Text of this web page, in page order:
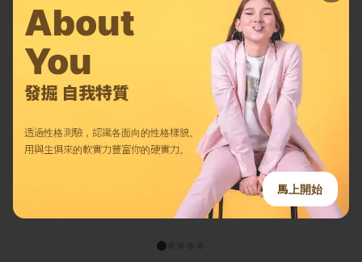
About
You
發掘 自我特質
透過性格測驗，認識各面向的性格樣貌。
用與生俱來的軟實力豐富你的硬實力。
馬上開始